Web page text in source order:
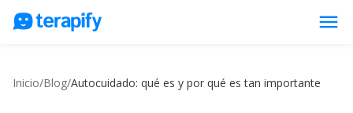
menu
Inicio/Blog/Autocuidado: qué es y por qué es tan importante